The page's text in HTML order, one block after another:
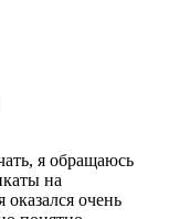
я обращаюсь
на
очень